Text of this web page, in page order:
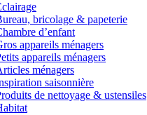
bricolage & papeterie
d’enfant
appareils ménagers
appareils ménagers
ménagers
saisonnière
de nettoyage & ustensiles